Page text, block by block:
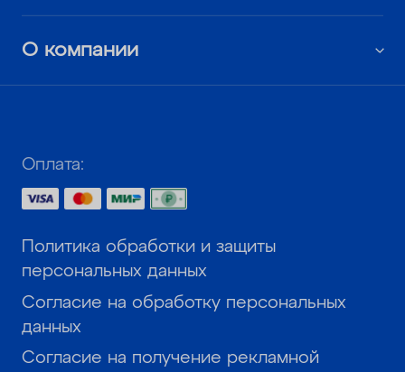
О компании
Оплата:
Политика обработки и защиты
персональных данных
Согласие на обработку персональных
данных
Согласие на получение рекламной